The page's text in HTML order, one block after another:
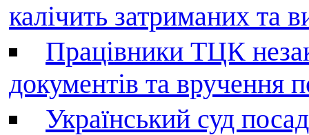
калічить затриманих та
Працівники ТЦК
документів та вручення
Український суд